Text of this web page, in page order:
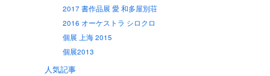
2017 書作品展 愛 和多屋別荘
2016 オーケストラ シロクロ
個展 上海 2015
個展2013
人気記事